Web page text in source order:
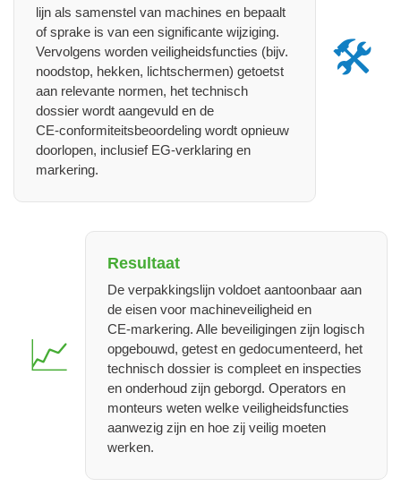
🛠️
lijn als samenstel van machines en bepaalt
of sprake is van een significante wijziging.
Vervolgens worden veiligheidsfuncties (bijv.
noodstop, hekken, lichtschermen) getoetst
aan relevante normen, het technisch
dossier wordt aangevuld en de
CE‑conformiteitsbeoordeling wordt opnieuw
doorlopen, inclusief EG‑verklaring en
markering.
📈
Resultaat
De verpakkingslijn voldoet aantoonbaar aan
de eisen voor machineveiligheid en
CE‑markering. Alle beveiligingen zijn logisch
opgebouwd, getest en gedocumenteerd, het
technisch dossier is compleet en inspecties
en onderhoud zijn geborgd. Operators en
monteurs weten welke veiligheidsfuncties
aanwezig zijn en hoe zij veilig moeten
werken.